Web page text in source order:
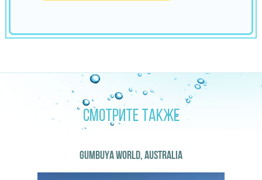
СМОТРИТЕ ТАКЖЕ
GUMBUYA WORLD, AUSTRALIA